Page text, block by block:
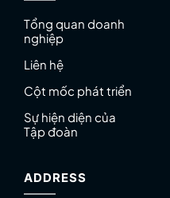
Tổng quan doanh
nghiệp
Liên hệ
Cột mốc phát triển
Sự hiện diện của
Tập đoàn
ADDRESS